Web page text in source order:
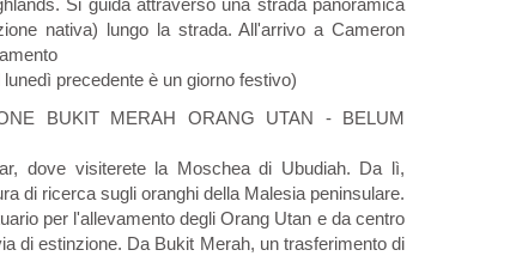
Si guida attraverso una strada panoramica
nativa) lungo la strada. All'arrivo a Cameron
precedente è un giorno festivo)
BUKIT MERAH ORANG UTAN - BELUM
dove visiterete la Moschea di Ubudiah. Da lì,
di ricerca sugli oranghi della Malesia peninsulare.
per l'allevamento degli Orang Utan e da centro
di estinzione. Da Bukit Merah, un trasferimento di